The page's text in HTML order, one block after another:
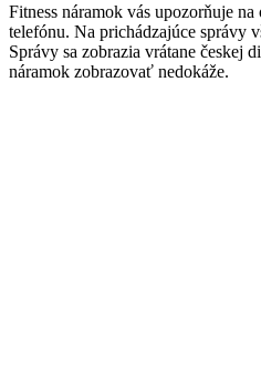
Fitness náramok vás upozorňuje
telefónu. Na prichádzajúce správy
Správy sa zobrazia vrátane českej
náramok zobrazovať nedokáže.